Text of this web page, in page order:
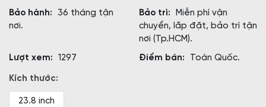
Bảo hành:
36 tháng tận
nơi.
Bảo trì:
Miễn phí vận
chuyển, lắp đặt, bảo trì tận
nơi (Tp.HCM).
Lượt xem:
1297 Điểm bán: Toàn Quốc.
Kích thước:
23.8 inch